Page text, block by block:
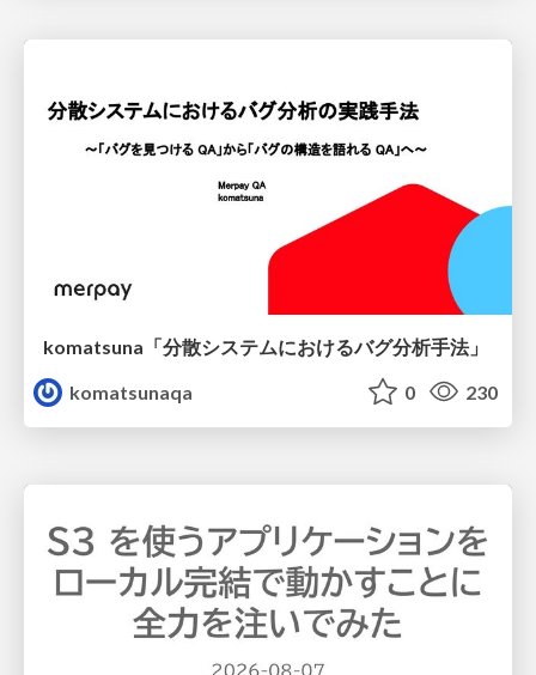
komatsuna「分散システムにおけるバグ分析手法」
komatsunaqa
0 230